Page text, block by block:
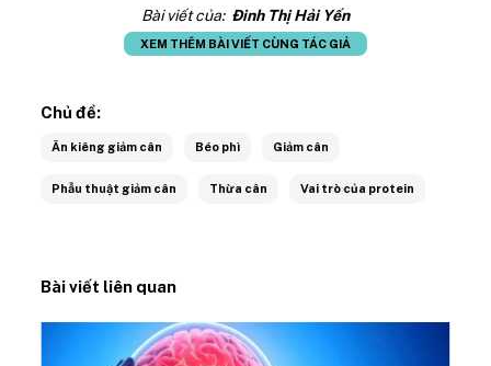
Bài viết của: Đinh Thị Hải Yến
XEM THÊM BÀI VIẾT CÙNG TÁC GIẢ
Chủ đề:
Ăn kiêng giảm cân Béo phì Giảm cân
Phẫu thuật giảm cân Thừa cân Vai trò của protein
Bài viết liên quan